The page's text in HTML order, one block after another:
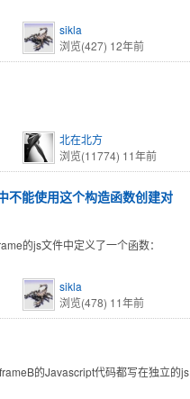
sikla
浏览(427) 12年前
北在北方
浏览(11774) 11年前
能使用这个构造函数创建对
的js文件中定义了一个函数：
sikla
浏览(478) 11年前
的Javascript代码都写在独立的js